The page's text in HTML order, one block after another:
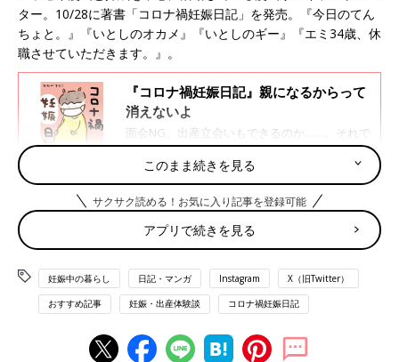
ター。10/28に著書「コロナ禍妊娠日記」を発売。『今日のてん
ちょと。』『いとしのオカメ』『いとしのギー』『エミ34歳、休
職させていただきます。』。
『コロナ禍妊娠日記』親になるからって
消えないよ
面会NG、出産立会いもできるのか……。それで
も、コロナに関係なく赤ちゃんは産まれてく
る。緊急事態宣言中に妊娠・出産した、夫婦の
葛藤と支えあいの奮闘記。SNSで多くの共感を
呼んだ話題のマンガ『コロナ禍妊娠日記』を
「たまひよONLINE」にて期間限定で連載しま
す！
夫の年齢も考えて、ただただ焦っていた不妊治療時
代
このまま続きを見る
サクサク読める！お気に入り記事を登録可能
アプリで続きを見る
妊娠中の暮らし 日記・マンガ Instagram X（旧Twitter）
おすすめ記事 妊娠・出産体験談 コロナ禍妊娠日記